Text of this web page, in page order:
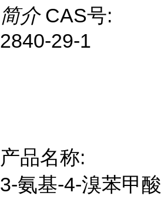
简介 CAS号:
2840-29-1
产品名称:
3-氨基-4-溴苯甲酸